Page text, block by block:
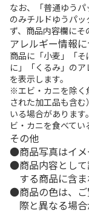
なお、「普通ゆう
のみチルドゆうパ
ず、商品内容欄にそ
アレルギー情報
商品に「小麦」「
に」「くるみ」の
を表示します。
※エビ・カニを除く
された加工品も含
いる場合がありま
ビ・カニを食べてい
その他
商品写真はイメ
商品内容とし
する商品に含ま
商品の色は、
際と異なる場合